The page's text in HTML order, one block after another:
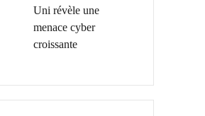
Uni révèle une
menace cyber
croissante